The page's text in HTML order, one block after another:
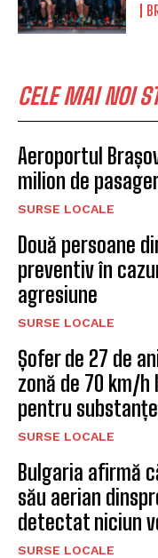
CELE MAI NOI
Aeroportul
milion de
SURSE LOCALE
Două persoane
preventiv în
agresiune
SURSE LOCALE
Șofer de 27 de
zonă de 70 km/
pentru
SURSE LOCALE
Bulgaria afirmă
său aerian
detectat niciun
SURSE LOCALE